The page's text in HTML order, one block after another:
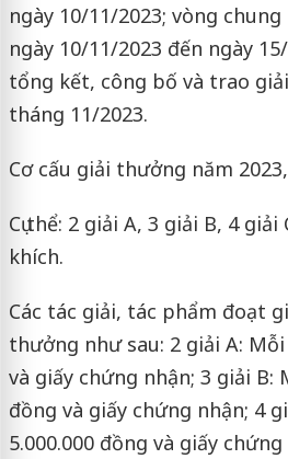
ngày 10/11/2023; vòng
ngày 10/11/2023 đến ngày
tổng kết, công bố và trao
tháng 11/2023.
Cơ cấu giải thưởng năm
Cụ thể: 2 giải A, 3 giải B, 4
khích.
Các tác giải, tác phẩm đoạt
thưởng như sau: 2 giải A: Mỗi
và giấy chứng nhận; 3 giải B:
đồng và giấy chứng nhận; 4
5.000.000 đồng và giấy